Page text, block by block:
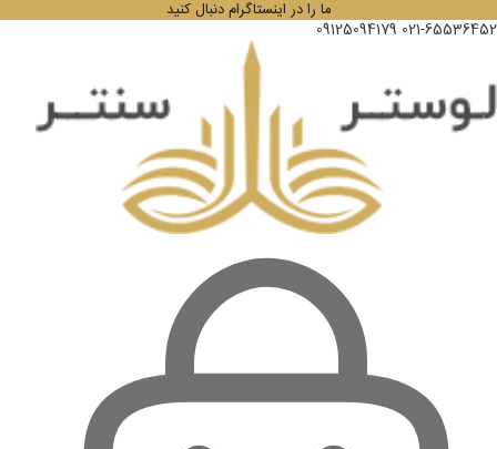
ما را در اینستاگرام دنبال کنید
021-65536452
09125094179